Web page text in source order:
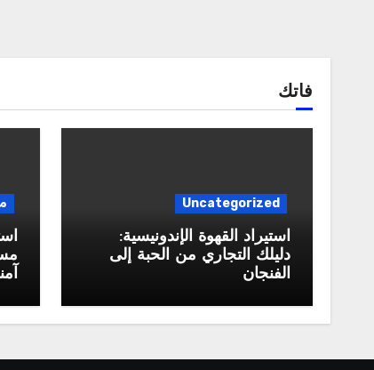
فاتك
Uncategorized
استيراد القهوة الإندونيسية:
دليلك التجاري من الحبة إلى
الفنجان